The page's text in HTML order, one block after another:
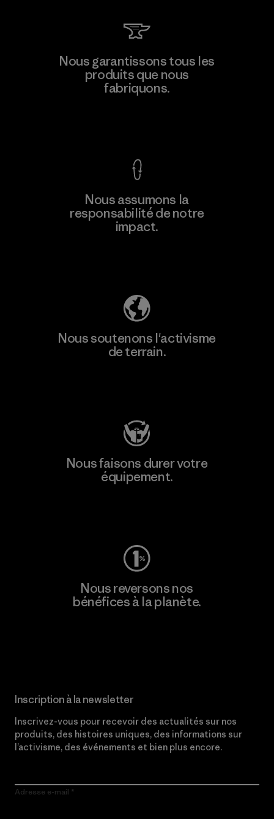
Toray International, Inc.
Material-supplier
Nous garantissons tous les
produits que nous
fabriquons.
Nous assumons la
responsabilité de notre
impact.
Nous soutenons l'activisme
de terrain.
Nous faisons durer votre
équipement.
Nous reversons nos
bénéfices à la planète.
Inscription à la newsletter
Inscrivez-vous pour recevoir des actualités sur nos
produits, des histoires uniques, des informations sur
l’activisme, des événements et bien plus encore.
Adresse e-mail